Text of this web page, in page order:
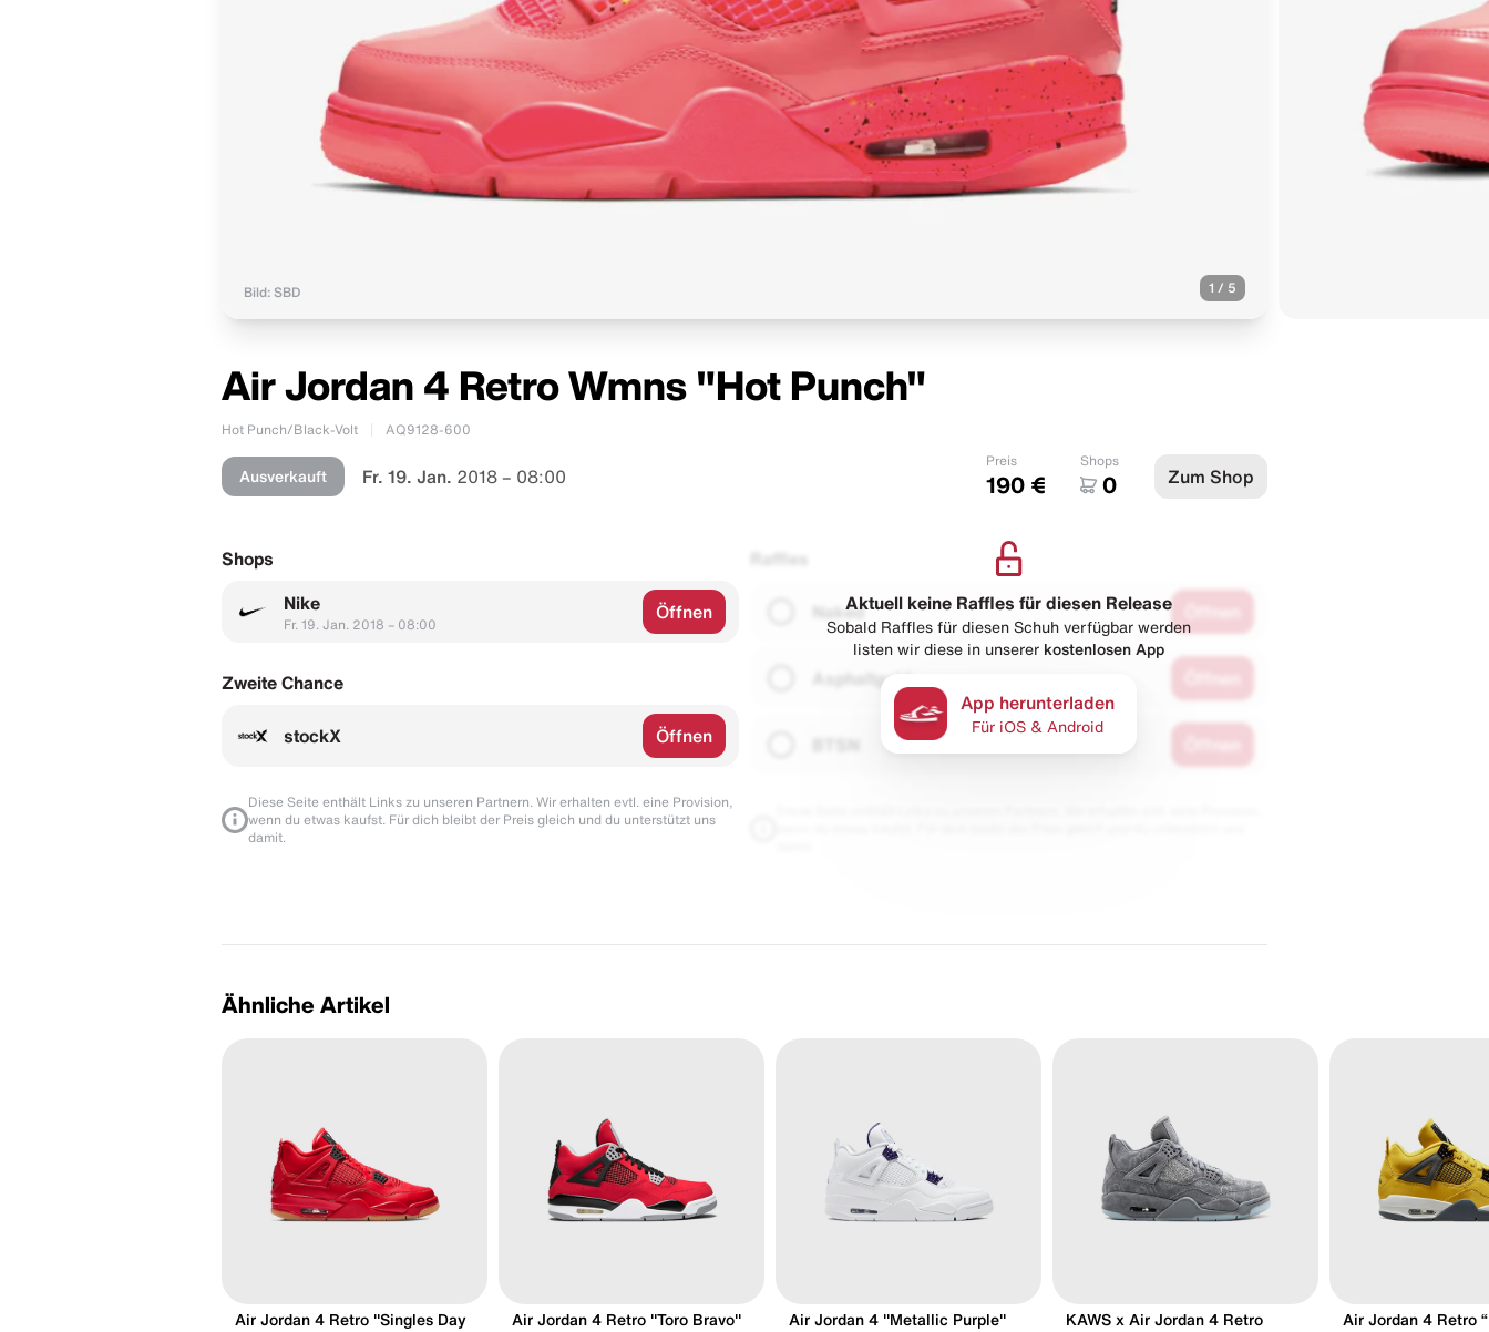
Bild: SBD 1 / 5
Air Jordan 4 Retro Wmns "Hot Punch"
Hot Punch/Black-Volt AQ9128-600
Ausverkauft Fr. 19. Jan. 2018 – 08:00
Preis
190 €
Shops
0 Zum Shop
Shops
Nike
Fr. 19. Jan. 2018 – 08:00
Öffnen
Zweite Chance
stockX Öffnen
Diese Seite enthält Links zu unseren Partnern. Wir erhalten evtl. eine Provision,
wenn du etwas kaufst. Für dich bleibt der Preis gleich und du unterstützt uns
damit.
Raffles
Naked
Asphaltgold
Aktuell keine Raffles für diesen Release
Sobald Raffles für diesen Schuh verfügbar werden
listen wir diese in unserer kostenlosen App
App herunterladen
Für iOS & Android
Ähnliche Artikel
Air Jordan 4 Retro "Singles Day
Air Jordan 4 Retro "Toro Bravo" Air Jordan 4 "Metallic Purple"
KAWS x Air Jordan 4 Retro
Air Jordan 4 Retro